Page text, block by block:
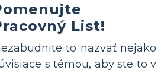
List!
to nazvať nejako
s témou, aby ste to v